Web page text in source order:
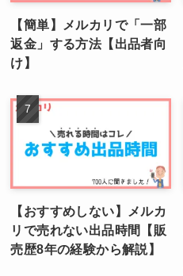
【簡単】メルカリで「一部
返金」する方法【出品者向
け】
【おすすめしない】メルカ
リで売れない出品時間【販
売歴8年の経験から解説】